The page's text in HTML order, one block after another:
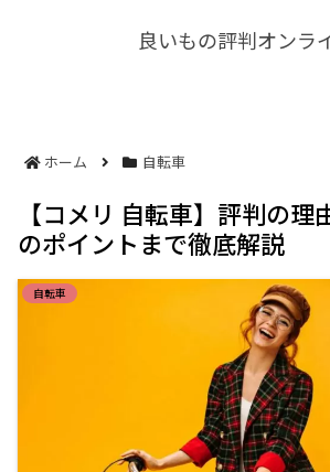
良いもの評判オンラ
ホーム 自転車
【コメリ 自転車】評判の理
のポイントまで徹底解説
自転車